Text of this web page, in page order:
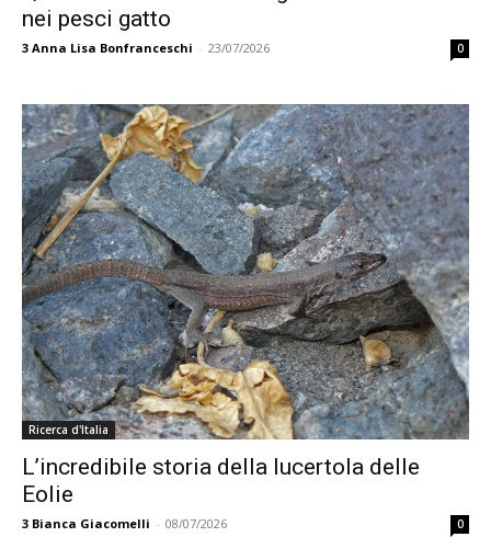
nei pesci gatto
3 Anna Lisa Bonfranceschi - 23/07/2026 0
Ricerca d'Italia
L’incredibile storia della lucertola delle
Eolie
3 Bianca Giacomelli - 08/07/2026 0